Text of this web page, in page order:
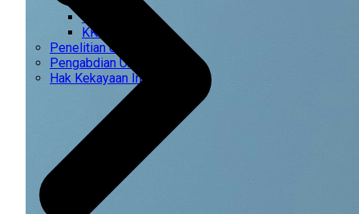
CEMTI
KK Regresi
Penelitian Unggulan
Pengabdian Unggulan
Hak Kekayaan Intelektual